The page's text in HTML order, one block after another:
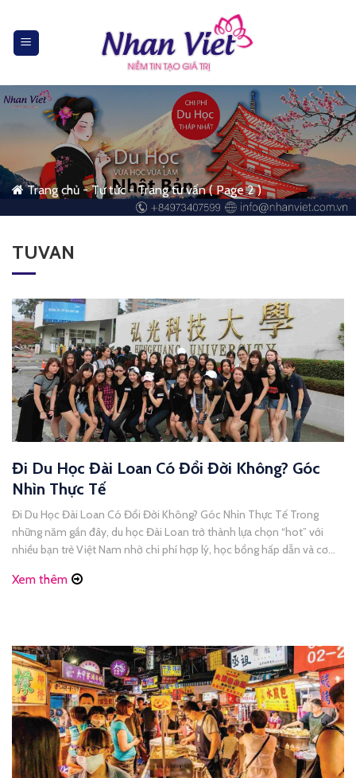
content
Trang chủ -Tư tức -Trang tư vấn( Page 2 )
TUVAN
Đi Du Học Đài Loan Có Đổi Đời Không? Góc
Nhìn Thực Tế
Đi Du Học Đài Loan Có Đổi Đời Không? Góc Nhìn Thực Tế Trong
những năm gần đây, du học Đài Loan trở thành lựa chọn “hot” với
nhiều bạn trẻ Việt Nam nhờ chi phí hợp lý, học bổng hấp dẫn và cơ
Xem thêm